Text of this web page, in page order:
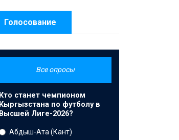
Голосование
Все опросы
Кто станет чемпионом
Кыргызстана по футболу в
Высшей Лиге-2026?
Абдыш-Ата (Кант)